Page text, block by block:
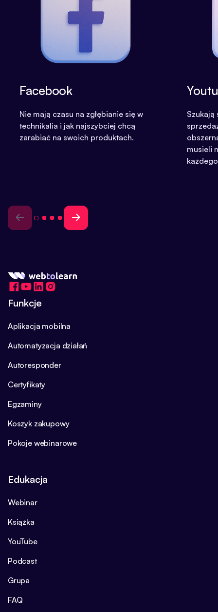
Facebook
Nie mają czasu na zgłębianie się w
technikalia i jak najszybciej chcą
zarabiać na swoich produktach.
Szukają
musieli
Funkcje
Aplikacja mobilna
Automatyzacja działań
Autoresponder
Certyfikaty
Egzaminy
Koszyk zakupowy
Pokoje webinarowe
Edukacja
Webinar
Książka
YouTube
Podcast
Grupa
FAQ